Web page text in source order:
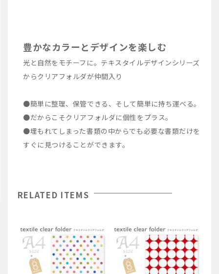
豊かなカラーとデザインを楽しむ
光と自然をモチーフに。テキスタイルデザインシリーズ
からクリアフォルダが仲間入り
●簡単に整理、保管できる、そして簡単に持ち運べる。
●だからこそクリアフォルダに個性をプラス。
●埋もれてしまった書類の中からでも必要な書類だけを
すぐに見つけることができます。
RELATED ITEMS